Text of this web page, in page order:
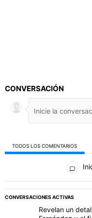
CONVERSACIÓN
TODOS LOS COMENTARIOS
Todos los
CONVERSACIONES ACTIVAS
Un artículo de tendencia
Revelan un